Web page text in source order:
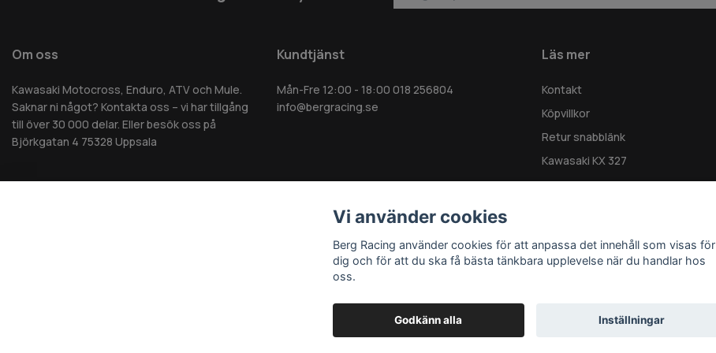
Om oss
Kawasaki Motocross, Enduro, ATV och Mule.
Saknar ni något? Kontakta oss – vi har tillgång
till över 30 000 delar. Eller besök oss på
Björkgatan 4 75328 Uppsala
Kundtjänst
Mån-Fre 12:00 - 18:00 018 256804
info@bergracing.se
Läs mer
Kontakt
Köpvillkor
Retur snabblänk
Kawasaki KX 327
Vi använder cookies
Berg Racing använder cookies för att anpassa det innehåll som visas för
dig och för att du ska få bästa tänkbara upplevelse när du handlar hos
oss.
Godkänn alla Inställningar